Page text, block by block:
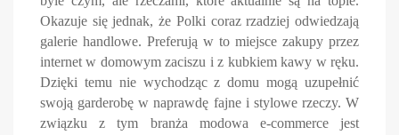
Okazuje się jednak, że Polki coraz rzadziej odwiedzają
galerie handlowe. Preferują w to miejsce zakupy przez
internet w domowym zaciszu i z kubkiem kawy w ręku.
Dzięki temu nie wychodząc z domu mogą uzupełnić
swoją garderobę w naprawdę fajne i stylowe rzeczy. W
związku z tym branża modowa e-commerce jest